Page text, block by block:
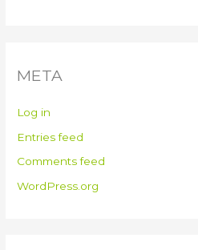
META
Log in
Entries feed
Comments feed
WordPress.org